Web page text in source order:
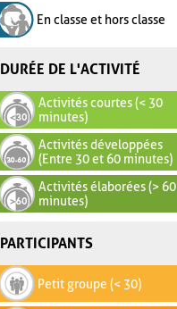
En classe et hors classe
DURÉE DE L'ACTIVITÉ
Activités courtes (< 30
minutes)
Activités développées
(Entre 30 et 60 minutes)
Activités élaborées (> 60
minutes)
PARTICIPANTS
Petit groupe (< 30)